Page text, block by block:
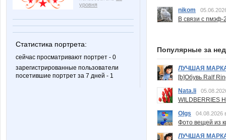
уровня
Статистика портрета:
сейчас просматривают портрет - 0
зарегистрированные пользователи
посетившие портрет за 7 дней - 1
nikom
В связи с пмэф-
Популярные за
ЛУЧШАЯ
[b]Обувь Ralf
Nata.li
Olgs
04.08.2026
Фото вещей из
ЛУЧШАЯ